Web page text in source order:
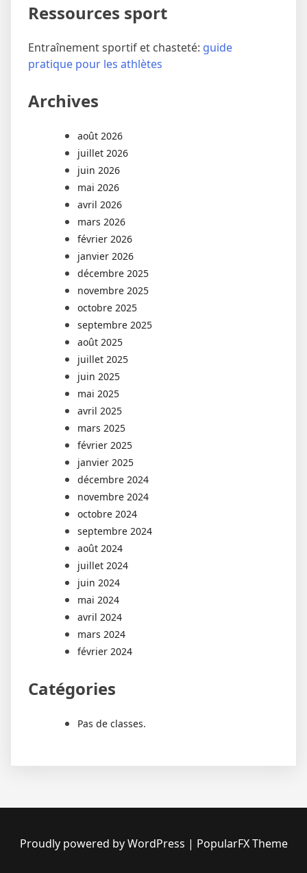
Ressources sport
Entraînement sportif et chasteté: guide
pratique pour les athlètes
Archives
août 2026
juillet 2026
juin 2026
mai 2026
avril 2026
mars 2026
février 2026
janvier 2026
décembre 2025
novembre 2025
octobre 2025
septembre 2025
août 2025
juillet 2025
juin 2025
mai 2025
avril 2025
mars 2025
février 2025
janvier 2025
décembre 2024
novembre 2024
octobre 2024
septembre 2024
août 2024
juillet 2024
juin 2024
mai 2024
avril 2024
mars 2024
février 2024
Catégories
Pas de classes.
Proudly powered by WordPress | PopularFX Theme